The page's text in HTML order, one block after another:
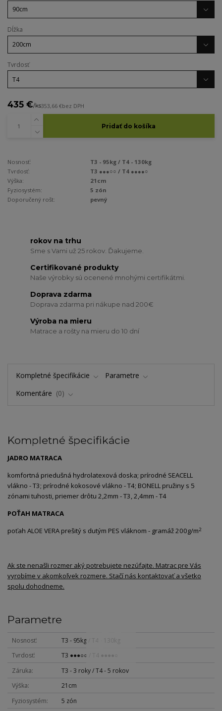
Dĺžka
Tvrdosť
435 €/ks353,66 €bez DPH
Pridať do košíka
Nosnosť:
T3 - 95kg / T4 - 130kg
Tvrdosť:
T3 ●●●○○ / T4 ●●●●○
Výška:
21cm
Fyziosystém:
5 zón
Doporučený rošt:
pevný
rokov na trhu
Sme s Vami už 25 rokov. Ďakujeme.
Certifikované produkty
Naše výrobky sú ocenené mnohými certifikátmi.
Doprava zdarma
Doprava zdarma pri nákupe nad 200€
Výroba na mieru
Matrace a rošty na mieru do 10 dní
Kompletné špecifikácie
Parametre
Komentáre
0
Kompletné špecifikácie
JADRO MATRACA
komfortná priedušná hydrolatexová doska; prírodné SEACELL
vlákno - T3; prírodné kokosové vlákno - T4; BONELL pružiny s 5
zónami tuhosti, priemer drôtu 2,2mm - T3, 2,4mm - T4
POŤAH MATRACA
poťah ALOE VERA prešitý s dutým PES vláknom - gramáž 200g/m2
Ak ste nenašli rozmer aký potrebujete nezúfajte. Matrac pre Vás
vyrobíme v akomkoľvek rozmere. Stačí nás kontaktovať a všetko
spolu dohodneme.
Parametre
Nosnosť
T3 - 95kg / T4 - 130kg
Tvrdosť
T3 ●●●○○ / T4 ●●●●○
Záruka
T3 - 3 roky / T4 - 5 rokov
Výška
21cm
Fyziosystém
5 zón